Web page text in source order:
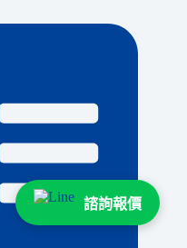
諮詢報價